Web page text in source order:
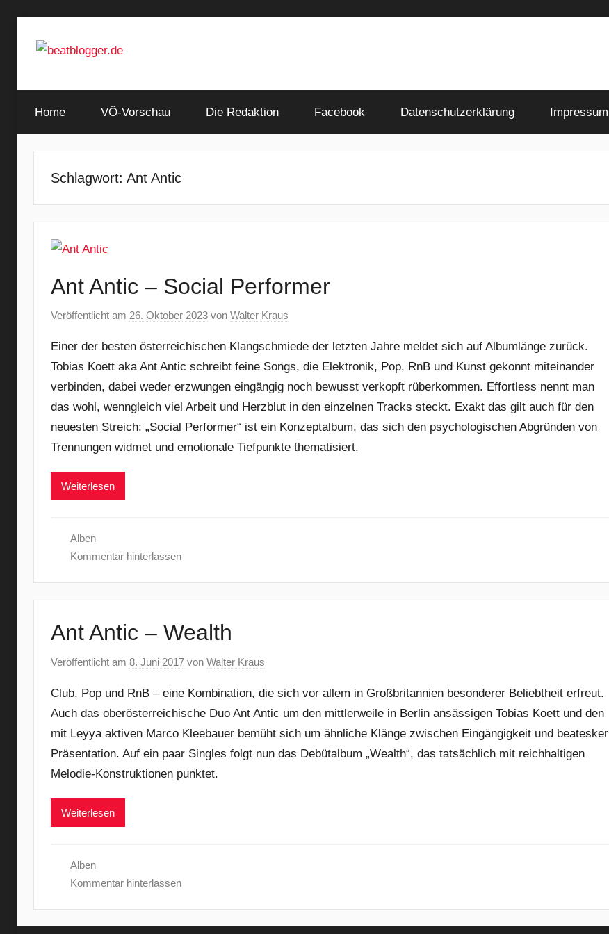
Inhalt
beatblogger.de
and
the
Home VÖ-Vorschau Die Redaktion Facebook Datenschutzerklärung Impressum
Schlagwort: Ant Antic
Ant Antic – Social Performer
Veröffentlicht am 26. Oktober 2023 von Walter Kraus
Einer der besten österreichischen Klangschmiede der letzten Jahre meldet sich auf Albumlänge zurück.
Tobias Koett aka Ant Antic schreibt feine Songs, die Elektronik, Pop, RnB und Kunst gekonnt miteinander
verbinden, dabei weder erzwungen eingängig noch bewusst verkopft rüberkommen. Effortless nennt man
das wohl, wenngleich viel Arbeit und Herzblut in den einzelnen Tracks steckt. Exakt das gilt auch für den
neuesten Streich: „Social Performer“ ist ein Konzeptalbum, das sich den psychologischen Abgründen von
Trennungen widmet und emotionale Tiefpunkte thematisiert.
Weiterlesen
Alben
Kommentar hinterlassen
Ant Antic – Wealth
Veröffentlicht am 8. Juni 2017 von Walter Kraus
Club, Pop und RnB – eine Kombination, die sich vor allem in Großbritannien besonderer Beliebtheit erfreut.
Auch das oberösterreichische Duo Ant Antic um den mittlerweile in Berlin ansässigen Tobias Koett und den
mit Leyya aktiven Marco Kleebauer bemüht sich um ähnliche Klänge zwischen Eingängigkeit und beatesker
Präsentation. Auf ein paar Singles folgt nun das Debütalbum „Wealth“, das tatsächlich mit reichhaltigen
Melodie-Konstruktionen punktet.
Weiterlesen
Alben
Kommentar hinterlassen